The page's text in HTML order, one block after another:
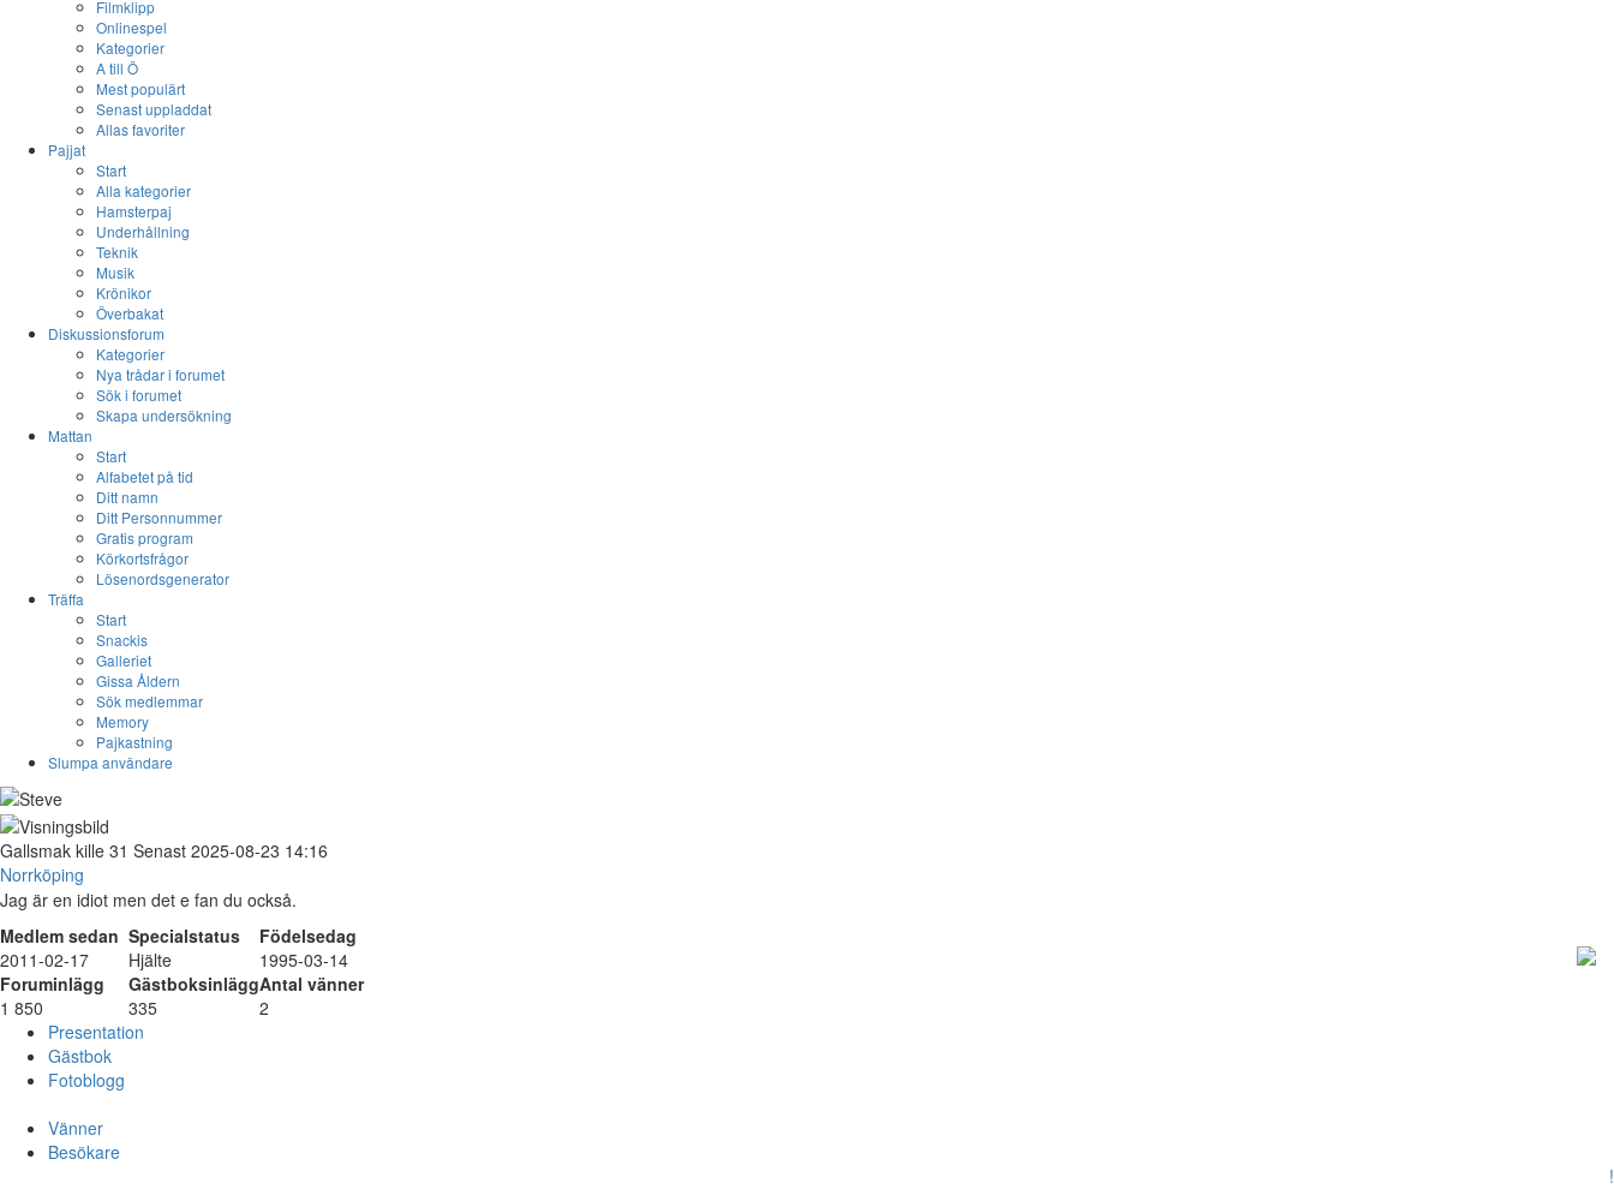
Filmklipp
Onlinespel
Kategorier
A till Ö
Mest populärt
Senast uppladdat
Allas favoriter
Pajjat
Start
Alla kategorier
Hamsterpaj
Underhållning
Teknik
Musik
Krönikor
Överbakat
Diskussionsforum
Kategorier
Nya trådar i forumet
Sök i forumet
Skapa undersökning
Mattan
Start
Alfabetet på tid
Ditt namn
Ditt Personnummer
Gratis program
Körkortsfrågor
Lösenordsgenerator
Träffa
Start
Snackis
Galleriet
Gissa Åldern
Sök medlemmar
Memory
Pajkastning
Slumpa användare
Gallsmak kille 31 Senast 2025-08-23 14:16
Norrköping
Jag är en idiot men det e fan du också.
Medlem sedan Specialstatus
Födelsedag
2011-02-17
Hjälte
1995-03-14
Foruminlägg
GästboksinläggAntal vänner
1 850
335
2
Presentation
Gästbok
Fotoblogg
Vänner
Besökare
!